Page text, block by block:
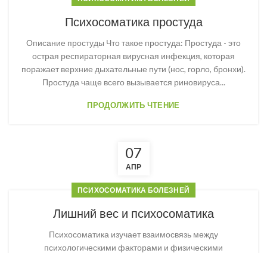
Психосоматика простуда
Описание простуды Что такое простуда: Простуда - это
острая респираторная вирусная инфекция, которая
поражает верхние дыхательные пути (нос, горло, бронхи).
Простуда чаще всего вызывается риновируса...
ПРОДОЛЖИТЬ ЧТЕНИЕ
07
АПР
ПСИХОСОМАТИКА БОЛЕЗНЕЙ
Лишний вес и психосоматика
Психосоматика изучает взаимосвязь между
психологическими факторами и физическими